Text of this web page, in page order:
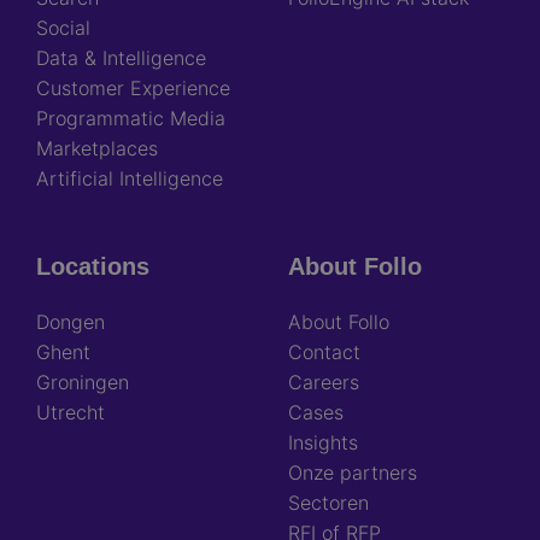
Social
Data & Intelligence
Customer Experience
Programmatic Media
Marketplaces
Artificial Intelligence
Locations
Dongen
Ghent
Groningen
Utrecht
About Follo
About Follo
Contact
Careers
Cases
Insights
Onze partners
Sectoren
RFI of RFP